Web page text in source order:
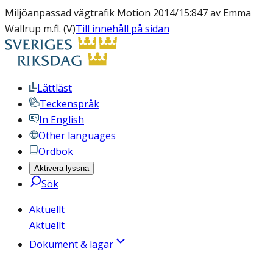
Miljöanpassad vägtrafik Motion 2014/15:847 av Emma
Wallrup m.fl. (V)Till innehåll på sidan
Lättläst
Teckenspråk
In English
Other languages
Ordbok
Aktivera lyssna
Sök
Aktuellt
Aktuellt
Dokument & lagar